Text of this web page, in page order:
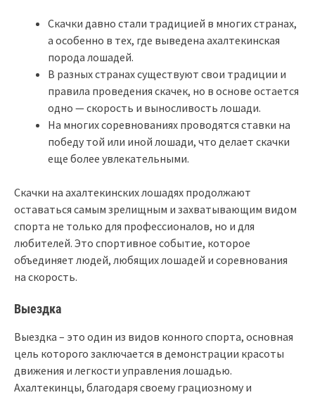
Скачки давно стали традицией в многих странах,
а особенно в тех, где выведена ахалтекинская
порода лошадей.
В разных странах существуют свои традиции и
правила проведения скачек, но в основе остается
одно — скорость и выносливость лошади.
На многих соревнованиях проводятся ставки на
победу той или иной лошади, что делает скачки
еще более увлекательными.
Скачки на ахалтекинских лошадях продолжают
оставаться самым зрелищным и захватывающим видом
спорта не только для профессионалов, но и для
любителей. Это спортивное событие, которое
объединяет людей, любящих лошадей и соревнования
на скорость.
Выездка
Выездка – это один из видов конного спорта, основная
цель которого заключается в демонстрации красоты
движения и легкости управления лошадью.
Ахалтекинцы, благодаря своему грациозному и